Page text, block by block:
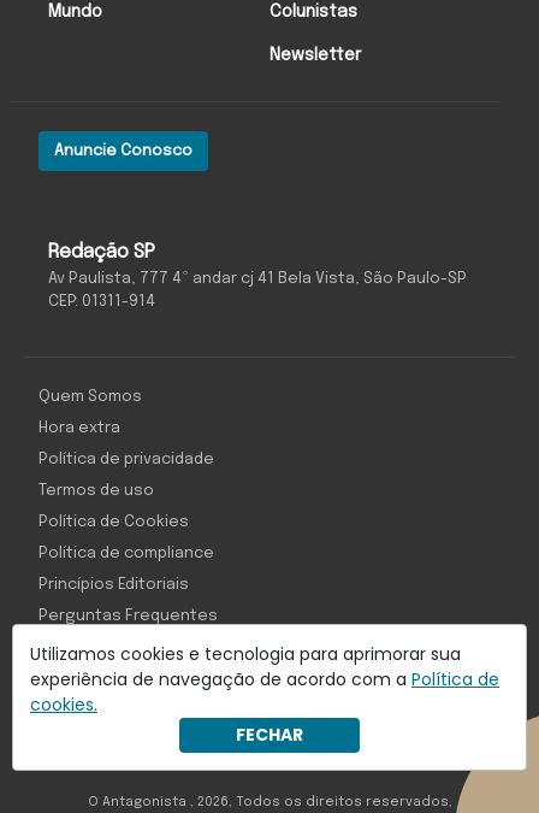
Utilizamos cookies e tecnologia para aprimorar sua
experiência de navegação de acordo com a Política de
cookies.
FECHAR
Redação SP
Av Paulista, 777 4º andar cj 41 Bela Vista, São Paulo-SP
CEP: 01311-914
Anuncie Conosco
Mundo Colunistas
Newsletter
Com inteligência e tecnologia:
Object1ve - Marketing Solution
Quem Somos
Hora extra
Política de privacidade
Termos de uso
Política de Cookies
Política de compliance
Princípios Editoriais
Perguntas Frequentes
O Antagonista , 2026, Todos os direitos reservados,